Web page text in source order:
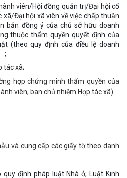
viên/Hội đồng quản trị/Đại hội cổ
Đại hội xã viên về việc chấp thuận
bản đồng ý của chủ sở hữu doanh
thuộc thẩm quyền quyết định của
(theo quy định của điều lệ doanh
tác xã;
hợp chứng minh thẩm quyền của
viên, ban chủ nhiệm Hợp tác xã).
và cung cấp các giấy tờ theo danh
định pháp luật Nhà ở, Luật Kinh